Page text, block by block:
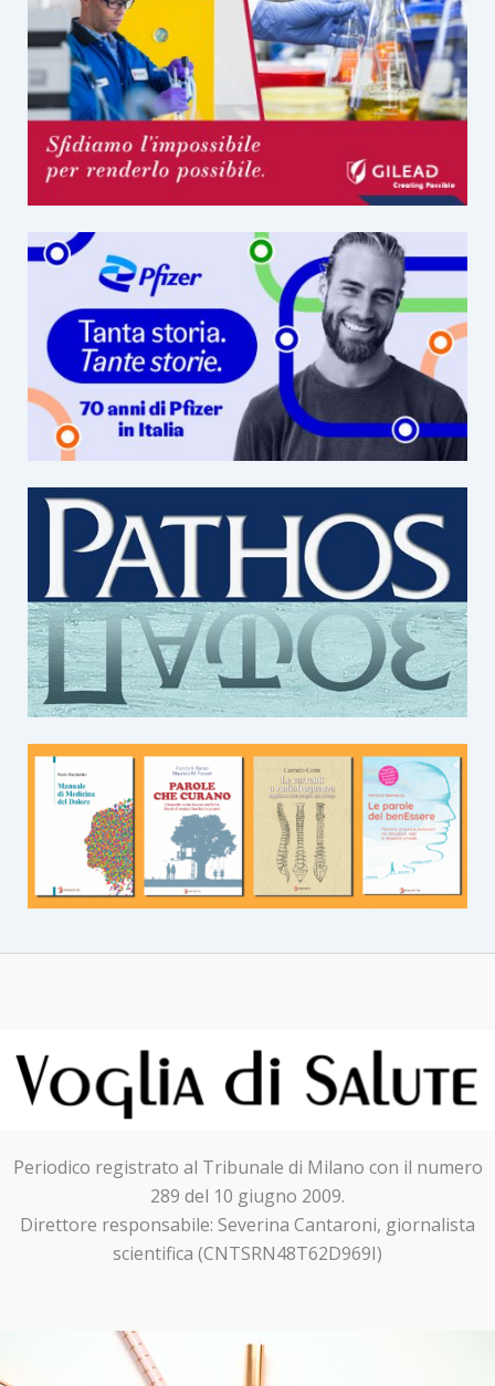
Periodico registrato al Tribunale di Milano con il numero
289 del 10 giugno 2009.
Direttore responsabile: Severina Cantaroni, giornalista
scientifica (CNTSRN48T62D969I)